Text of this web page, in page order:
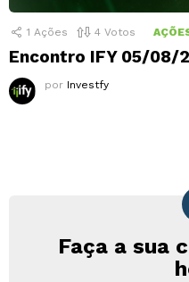
1 Ações 4 Votos
Encontro IFY 05/08/
por Investfy
Faça a sua